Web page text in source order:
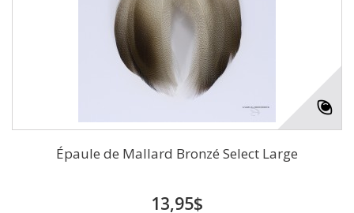
Épaule de Mallard Bronzé Select Large
13,95$